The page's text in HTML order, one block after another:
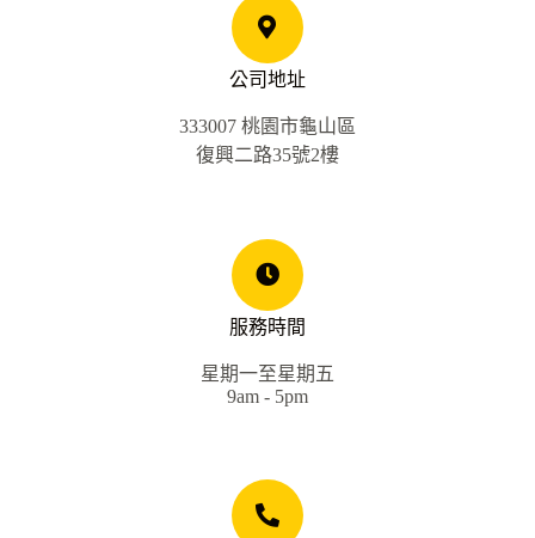
公司地址
333007 桃園市龜山區
復興二路35號2樓
服務時間
星期一至星期五
9am - 5pm